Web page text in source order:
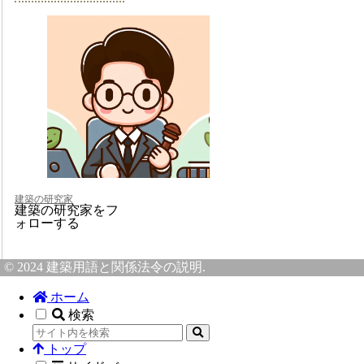
建築の研究家
建築の研究家をフ
ォローする
© 2024 建築用語と関係法令の説明.
ホーム
検索
トップ